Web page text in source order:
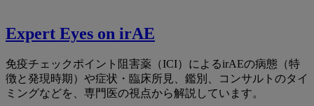
Expert Eyes on irAE
免疫チェックポイント阻害薬（ICI）によるirAEの病態（特
徴と発現時期）や症状・臨床所見、鑑別、コンサルトのタイ
ミングなどを、専門医の視点から解説しています。